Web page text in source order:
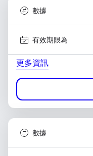
數據
有效期限為
更多資訊
數據